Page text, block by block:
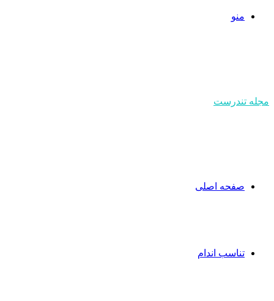
منو
مجله تندرست
صفحه اصلی
تناسب اندام